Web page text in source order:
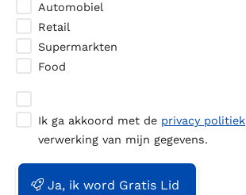
Automobiel
Retail
Supermarkten
Food
Ik ga akkoord met de privacy politiek
verwerking van mijn gegevens.
Ja, ik word Gratis Lid